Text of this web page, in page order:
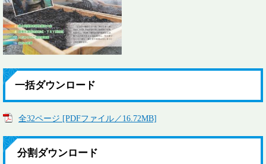
一括ダウンロード
全32ページ [PDFファイル／16.72MB]
分割ダウンロード